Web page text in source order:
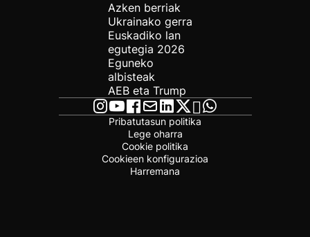
Azken berriak
Ukrainako gerra
Euskadiko lan
egutegia 2026
Eguneko
albisteak
AEB eta Trump
Pribatutasun politika
Lege oharra
Cookie politika
Cookieen konfigurazioa
Harremana